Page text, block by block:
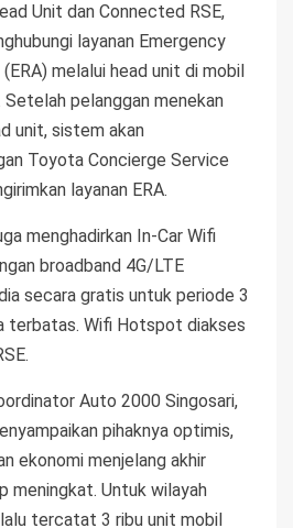
Unit dan Connected RSE,
layanan Emergency
melalui head unit di mobil
pelanggan menekan
unit, sistem akan
Toyota Concierge Service
layanan ERA.
menghadirkan In-Car Wifi
broadband 4G/LTE
secara gratis untuk periode 3
terbatas. Wifi Hotspot diakses
Auto 2000 Singosari,
pihaknya optimis,
ekonomi menjelang akhir
meningkat. Untuk wilayah
tercatat 3 ribu unit mobil